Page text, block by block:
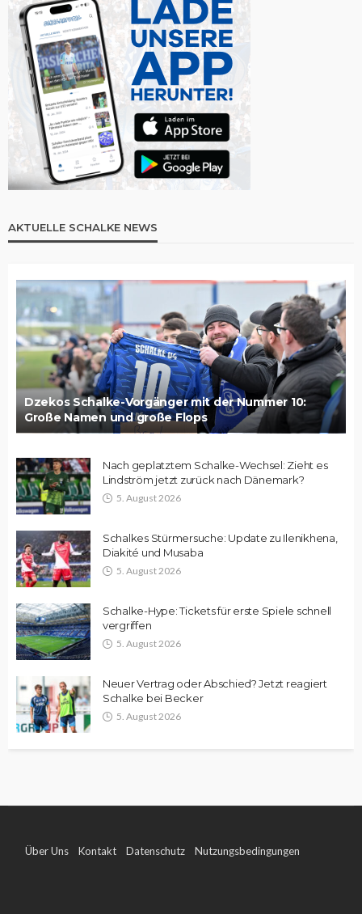
AKTUELLE SCHALKE NEWS
Dzekos Schalke-Vorgänger mit der Nummer 10:
Große Namen und große Flops
Nach geplatztem Schalke-Wechsel: Zieht es
Lindström jetzt zurück nach Dänemark?
5. August 2026
Schalkes Stürmersuche: Update zu Ilenikhena,
Diakité und Musaba
5. August 2026
Schalke-Hype: Tickets für erste Spiele schnell
vergriffen
5. August 2026
Neuer Vertrag oder Abschied? Jetzt reagiert
Schalke bei Becker
5. August 2026
Über Uns Kontakt Datenschutz Nutzungsbedingungen